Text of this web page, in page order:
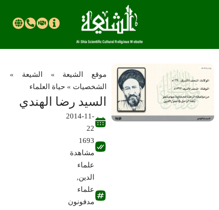
موقع الشیعة » الشيعة »
الشخصيات » حياة العلماء
السيد رضا الهندي
2014-11-
22
1693
مشاهدة
علماء
الدين,
علماء
مدفونون